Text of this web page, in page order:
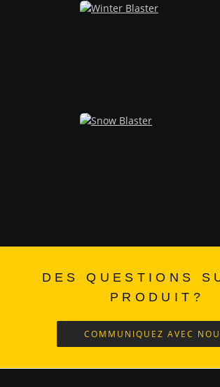
DES QUESTIONS
PRODUIT?
COMMUNIQUEZ AVEC